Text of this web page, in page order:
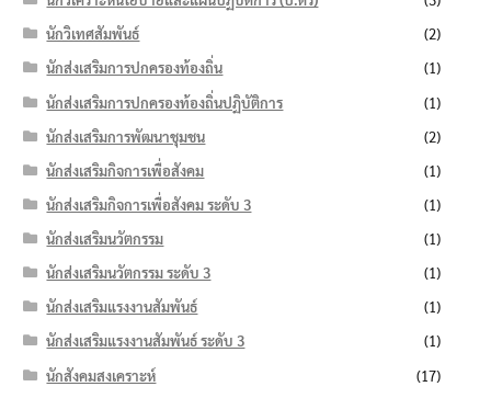
นักวิเทศสัมพันธ์
(2)
นักส่งเสริมการปกครองท้องถิ่น
(1)
นักส่งเสริมการปกครองท้องถิ่นปฏิบัติการ
(1)
นักส่งเสริมการพัฒนาชุมชน
(2)
นักส่งเสริมกิจการเพื่อสังคม
(1)
นักส่งเสริมกิจการเพื่อสังคม ระดับ 3
(1)
นักส่งเสริมนวัตกรรม
(1)
นักส่งเสริมนวัตกรรม ระดับ 3
(1)
นักส่งเสริมแรงงานสัมพันธ์
(1)
นักส่งเสริมแรงงานสัมพันธ์ ระดับ 3
(1)
นักสังคมสงเคราะห์
(17)